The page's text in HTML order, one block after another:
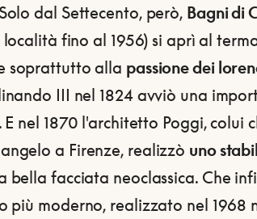
dal Settecento, però, Bagni di
fino al 1956) si aprì al
soprattutto alla passione dei
III nel 1824 avviò una
nel 1870 l'architetto Poggi, colui
a Firenze, realizzò uno
bella facciata neoclassica. Che
più moderno, realizzato nel 1968